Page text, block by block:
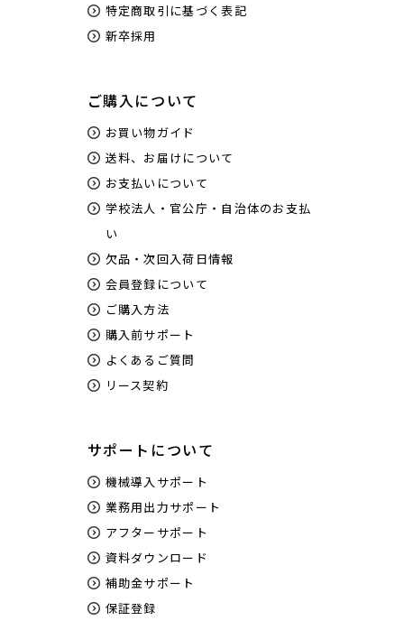
特定商取引に基づく表記
新卒採用
ご購入について
お買い物ガイド
送料、お届けについて
お支払いについて
学校法人・官公庁・自治体のお支払
い
欠品・次回入荷日情報
会員登録について
ご購入方法
購入前サポート
よくあるご質問
リース契約
サポートについて
機械導入サポート
業務用出力サポート
アフターサポート
資料ダウンロード
補助金サポート
保証登録